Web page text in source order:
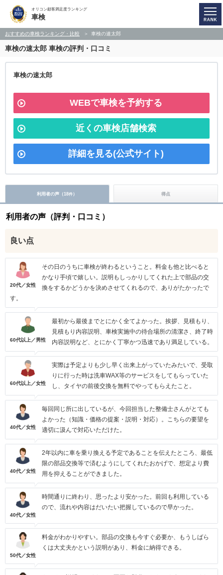
オリコン顧客満足度ランキング
車検
おすすめの車検ランキング・比較 車検の速太郎
車検の速太郎 車検の評判・口コミ
車検の速太郎
WEBで車検を予約する
近くの車検店舗検索
詳細を見る(公式サイト)
利用者の声（18件） 得点
利用者の声（評判・口コミ）
良い点
20代／女性
その日のうちに車検が終わるということ。料金も他と比べると
かなり手頃で嬉しい。説明もしっかりしてくれた上で部品の交
換をするかどうかを決めさせてくれるので、ありがたかったで
す。
60代以上／男性
最初から最後までとにかく全てよかった。挨拶、見積もり、
見積もり内容説明、車検実施中の待合場所の清潔さ、終了時
内容説明など、とにかく丁寧かつ迅速であり満足している。
60代以上／女性
実際は予定よりも少し早く出来上がっていたみたいで、受取
りに行った時は洗車WAX等のサービスをしてもらっていた
し、タイヤの前後交換を無料でやってもらえたこと。
40代／女性
毎回同じ所に出しているが、今回担当した整備士さんがとても
よかった（知識・価格の提案・説明・対応）。こちらの要望を
適切に汲んで対応いただけた。
40代／女性
2年以内に車を乗り換える予定であることを伝えたところ、最低
限の部品交換等で済むようにしてくれたおかげで、想定より費
用を抑えることができました。
40代／女性
時間通りに終わり、思ったより安かった。前回も利用している
ので、流れや内容はだいたい把握しているので早かった。
50代／女性
料金がわかりやすい。部品の交換も今すぐ必要か、もうしばら
くは大丈夫かという説明があり、料金に納得できる。